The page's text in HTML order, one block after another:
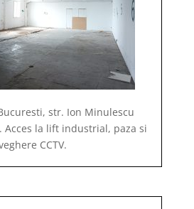
str. Ion Minulescu
Acces la lift industrial, paza si
CCTV.